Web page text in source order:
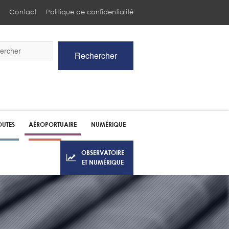
Contact Politique de confidentialité
Rechercher
AÉROPORTUAIRE NUMÉRIQUE
OBSERVATOIRE
ET NUMÉRIQUE